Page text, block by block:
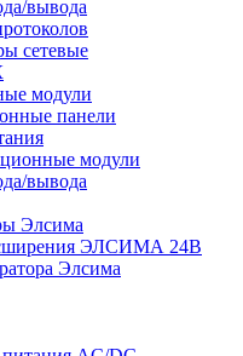
вывода
сетевые
модули
панели
модули
вывода
Элсима
ЭЛСИМА 24В
Элсима